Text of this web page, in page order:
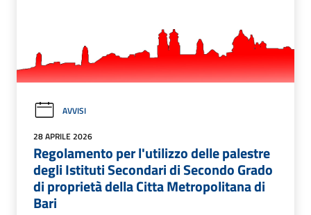
AVVISI
28 APRILE 2026
Regolamento per l'utilizzo delle palestre
degli Istituti Secondari di Secondo Grado
di proprietà della Citta Metropolitana di
Bari